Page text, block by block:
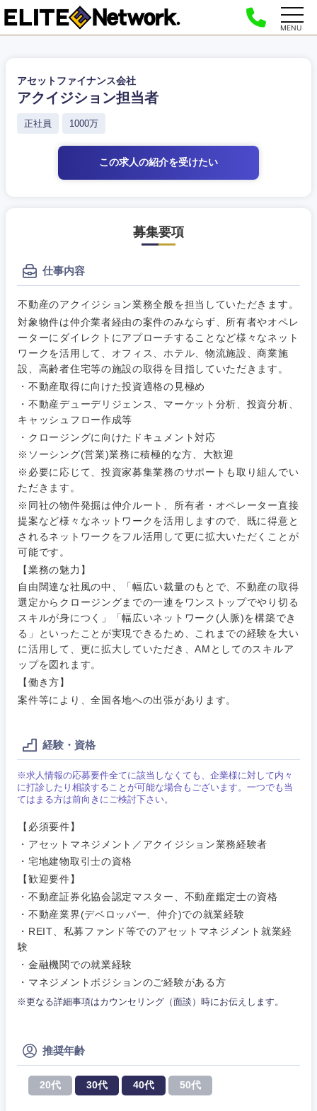
MENU
アセットファイナンス会社
アクイジション担当者
正社員 1000万
この求人の紹介を受けたい
募集要項
仕事内容
不動産のアクイジション業務全般を担当していただきます。
対象物件は仲介業者経由の案件のみならず、所有者やオペレ
ーターにダイレクトにアプローチすることなど様々なネット
ワークを活用して、オフィス、ホテル、物流施設、商業施
設、高齢者住宅等の施設の取得を目指していただきます。
・不動産取得に向けた投資適格の見極め
・不動産デューデリジェンス、マーケット分析、投資分析、
キャッシュフロー作成等
・クロージングに向けたドキュメント対応
※ソーシング(営業)業務に積極的な方、大歓迎
※必要に応じて、投資家募集業務のサポートも取り組んでい
ただきます。
※同社の物件発掘は仲介ルート、所有者・オペレーター直接
提案など様々なネットワークを活用しますので、既に得意と
されるネットワークをフル活用して更に拡大いただくことが
可能です。
【業務の魅力】
自由闊達な社風の中、「幅広い裁量のもとで、不動産の取得
選定からクロージングまでの一連をワンストップでやり切る
スキルが身につく」「幅広いネットワーク(人脈)を構築でき
る」といったことが実現できるため、これまでの経験を大い
に活用して、更に拡大していただき、AMとしてのスキルア
ップを図れます。
【働き方】
案件等により、全国各地への出張があります。
経験・資格
※求人情報の応募要件全てに該当しなくても、企業様に対して内々
に打診したり相談することが可能な場合もございます。一つでも当
てはまる方は前向きにご検討下さい。
【必須要件】
・アセットマネジメント／アクイジション業務経験者
・宅地建物取引士の資格
【歓迎要件】
・不動産証券化協会認定マスター、不動産鑑定士の資格
・不動産業界(デベロッパー、仲介)での就業経験
・REIT、私募ファンド等でのアセットマネジメント就業経
験
・金融機関での就業経験
・マネジメントポジションのご経験がある方
※更なる詳細事項はカウンセリング（面談）時にお伝えします。
推奨年齢
20代 30代 40代 50代
ご希望の職種を選択してください
経営企
画・事業
企画
経営ボー
ド
管理
SCM
人事
マーケテ
ィング
営業
サービス
タント
技術職
（IT）、
Webサー
ビス・制
作、ゲー
ム
（モノづ
くり）
ル
すべての経営企画・事業企
画
事業企画・事業開発
新規事業企画・立上げ
経営企画
政策渉外
ご希望の職種を選択してください
経営企画・事業企画
経営ボード
管理
SCM
人事
マーケティング
営業
サービス
クリエイティブ
コンサルタント
技術職（モノづくり）
金融専門職
メディカル
不動産専門職
事務職
ご希望の業界を選択してください
商社・卸
エネルギー・資源・環境
自動車・機械・船舶
電気・電子・半導体
食品・化粧品・アパレル・消費財
メディカル・ヘルスケア・ライフサイエンス
金融
倉庫・運輸・物流
小売・通販・外食
IT・通信
WEBサービス
コンサル・シンクタンク
広告・宣伝・印刷
ご希望の勤務地を選択してください
北海道・東北地方
北海道
秋田県 岩手県
宮城県 山形県
福島県
関東地方
茨城県 栃木県
千葉県 東京都
ご希望条件を入力ください
希望年収
推奨年齢
20代
40代 50代
フリーワード
こだわり条件を入力ください
急募 第二新卒
転勤なし 海外勤務あり
完全週休2日制